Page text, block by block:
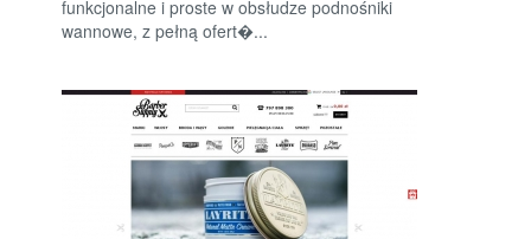
funkcjonalne i proste w obsłudze podnośniki
wannowe, z pełną ofert�...